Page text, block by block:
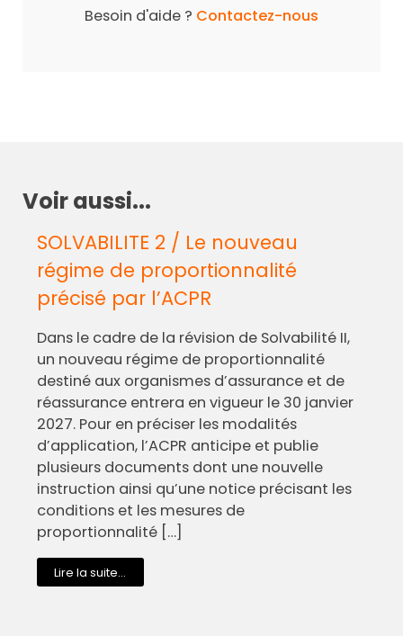
Besoin d'aide ? Contactez-nous
Voir aussi...
SOLVABILITE 2 / Le nouveau
régime de proportionnalité
précisé par l’ACPR
Dans le cadre de la révision de Solvabilité II,
un nouveau régime de proportionnalité
destiné aux organismes d’assurance et de
réassurance entrera en vigueur le 30 janvier
2027. Pour en préciser les modalités
d’application, l’ACPR anticipe et publie
plusieurs documents dont une nouvelle
instruction ainsi qu’une notice précisant les
conditions et les mesures de
proportionnalité […]
Lire la suite...